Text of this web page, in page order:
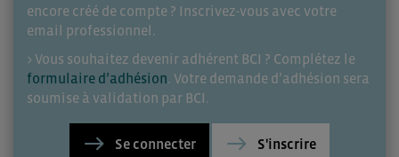
encore créé de compte ? Inscrivez-vous avec votre
email professionnel.
> Vous souhaitez devenir adhérent BCI ? Complétez le
formulaire d’adhésion. Votre demande d’adhésion sera
soumise à validation par BCI.
Se connecter S'inscrire